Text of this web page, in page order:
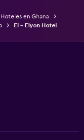
Hoteles en Ghana
El - Elyon Hotel